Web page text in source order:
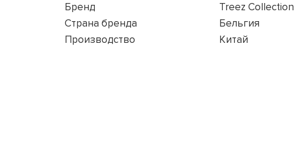
Бренд
Treez Collection
Страна бренда
Бельгия
Производство
Китай